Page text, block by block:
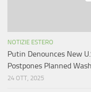
NOTIZIE ESTERO
Putin Denounces New
Postpones Planned
24 OTT, 2025